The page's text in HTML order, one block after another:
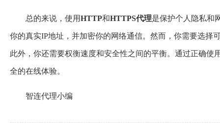
总的来说，使用HTTP和HTTPS代理是保护个人隐私和
你的真实IP地址，并加密你的网络通信。然而，你需要选择
此外，你还需要权衡速度和安全性之间的平衡。通过正确使
全的在线体验。
智连代理小编